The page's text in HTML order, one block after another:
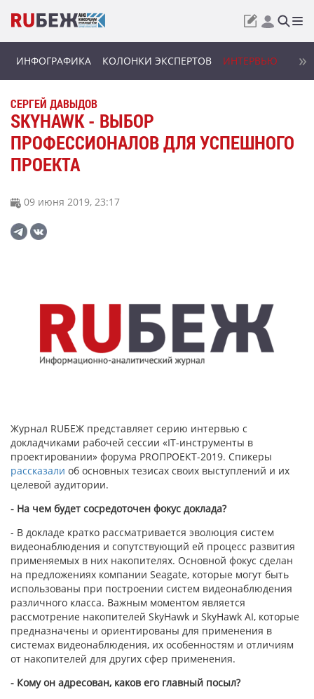
ИНФОГРАФИКА КОЛОНКИ ЭКСПЕРТОВ ИНТЕРВЬЮ
СЕРГЕЙ ДАВЫДОВ
SKYHAWK - ВЫБОР
ПРОФЕССИОНАЛОВ ДЛЯ УСПЕШНОГО
ПРОЕКТА
09 июня 2019, 23:17
Журнал RUБЕЖ представляет серию интервью с
докладчиками рабочей сессии «IT-инструменты в
проектировании» форума PROПРОЕКТ-2019. Спикеры
рассказали об основных тезисах своих выступлений и их
целевой аудитории.
- На чем будет сосредоточен фокус доклада?
- В докладе кратко рассматривается эволюция систем
видеонаблюдения и сопутствующий ей процесс развития
применяемых в них накопителях. Основной фокус сделан
на предложениях компании Seagate, которые могут быть
использованы при построении систем видеонаблюдения
различного класса. Важным моментом является
рассмотрение накопителей SkyHawk и SkyHawk AI, которые
предназначены и ориентированы для применения в
системах видеонаблюдения, их особенностям и отличиям
от накопителей для других сфер применения.
- Кому он адресован, каков его главный посыл?